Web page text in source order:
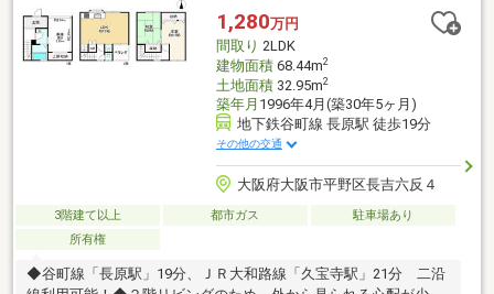
お電話、メール、ご来店随時受付中です。ネット未掲載物件やこ
れから売り出し予定の情報も豊富にございますのでまずはご希望
条件をお聞かせください。ご来店お待ちしております
1,280万円
間取り 2LDK
建物面積68.44m2
土地面積32.95m2
築年月 1996年4月(築30年5ヶ月)
地下鉄谷町線 長原駅 徒歩19分
その他の交通
大阪府大阪市平野区長吉六反４
3階建て以上 都市ガス
駐車場あり
所有権
◆谷町線「長原駅」19分、ＪＲ大和路線「久宝寺駅」21分 二沿